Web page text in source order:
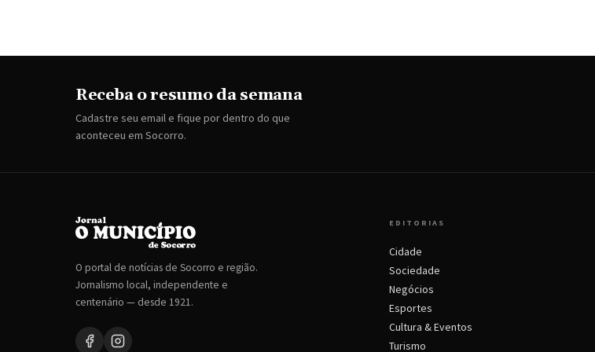
Receba o resumo da semana
Cadastre seu email e fique por dentro do que
aconteceu em Socorro.
O portal de notícias de Socorro e região.
Jornalismo local, independente e
centenário — desde 1921.
EDITORIAS
Cidade
Sociedade
Negócios
Esportes
Cultura & Eventos
Turismo